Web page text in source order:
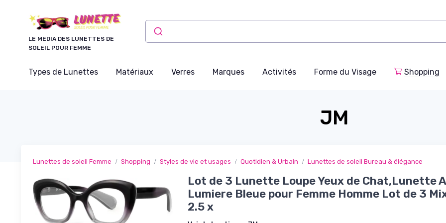
LE MEDIA DES LUNETTES DE
SOLEIL POUR FEMME
Types de Lunettes Matériaux Verres Marques Activités Forme du Visage Shopping
JM
Lunettes de soleil Femme Shopping Styles de vie et usages Quotidien & Urbain Lunettes de soleil Bureau & élégance
Lot de 3 Lunette Loupe Yeux de Chat,Lunette
Lumiere Bleue pour Femme Homme Lot de 3
2.5 x